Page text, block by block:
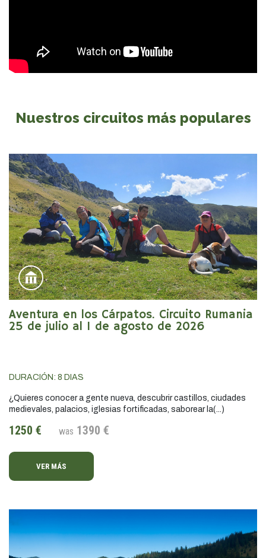
Nuestros circuitos más populares
Aventura en los Cárpatos. Circuito Rumania
25 de julio al 1 de agosto de 2026
DURACIÓN: 8 DIAS
¿Quieres conocer a gente nueva, descubrir castillos, ciudades
medievales, palacios, iglesias fortificadas, saborear la(...)
1250 € was 1390 €
VER MÁS